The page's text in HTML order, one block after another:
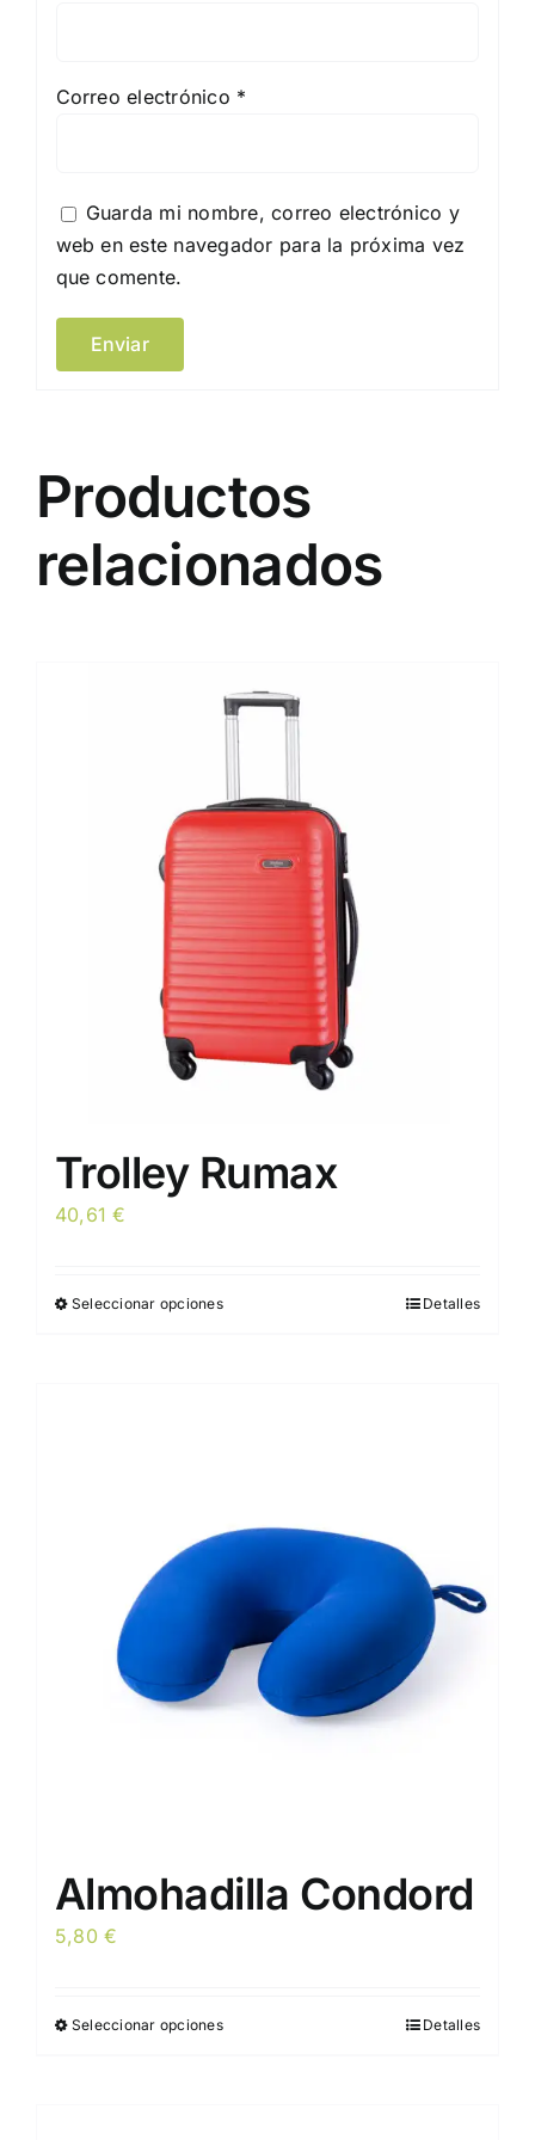
Correo electrónico *
Guarda mi nombre, correo electrónico y
web en este navegador para la próxima vez
que comente.
Productos
relacionados
Trolley Rumax
40,61€
Seleccionar opcionesEste
se
pueden
elegir
la
página
Detalles
Almohadilla Condord
5,80€
Seleccionar opcionesEste
Detalles